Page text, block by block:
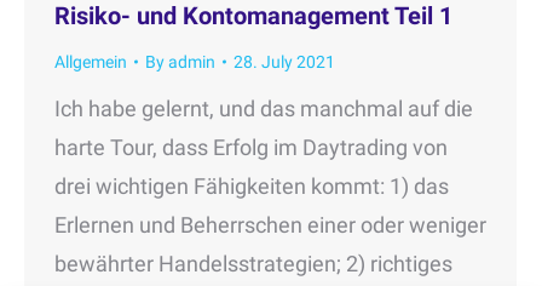
Risiko- und Kontomanagement Teil 1
Allgemein Byadmin 28. July 2021
Ich habe gelernt, und das manchmal auf die
harte Tour, dass Erfolg im Daytrading von
drei wichtigen Fähigkeiten kommt: 1) das
Erlernen und Beherrschen einer oder weniger
bewährter Handelsstrategien; 2) richtiges